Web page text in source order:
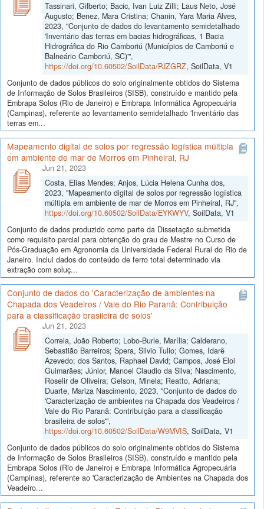
Tassinari, Gilberto; Bacic, Ivan Luiz Zilli; Laus Neto, José
Augusto; Benez, Mara Cristina; Chanin, Yara Maria Alves,
2023, "Conjunto de dados do levantamento semidetalhado
'Inventário das terras em bacias hidrográficas, 1 Bacia
Hidrográfica do Rio Camboriú (Municípios de Camboriú e
Balneário Camboriú, SC)'",
https://doi.org/10.60502/SoilData/PJZGRZ, SoilData, V1
Conjunto de dados públicos do solo originalmente obtidos do Sistema
de Informação de Solos Brasileiros (SISB), construído e mantido pela
Embrapa Solos (Rio de Janeiro) e Embrapa Informática Agropecuária
(Campinas), referente ao levantamento semidetalhado 'Inventário das
terras em...
Mapeamento digital de solos por regressão logística múltipla
em ambiente de mar de Morros em Pinheiral, RJ
Jun 21, 2023
Costa, Elias Mendes; Anjos, Lúcia Helena Cunha dos,
2023, "Mapeamento digital de solos por regressão logística
múltipla em ambiente de mar de Morros em Pinheiral, RJ",
https://doi.org/10.60502/SoilData/EYKWYV, SoilData, V1
Conjunto de dados produzido como parte da Dissetação submetida
como requisito parcial para obtenção do grau de Mestre no Curso de
Pós-Graduação em Agronomia da Universidade Federal Rural do Rio de
Janeiro. Inclui dados do conteúdo de ferro total determinado via
extração com soluç...
Conjunto de dados do 'Caracterização de ambientes na
Chapada dos Veadeiros / Vale do Rio Paranã: Contribuição
para a classificação brasileira de solos'
Jun 21, 2023
Correia, João Roberto; Lobo-Burle, Marília; Calderano,
Sebastião Barreiros; Spera, Silvio Tulio; Gomes, Idarê
Azevedo; dos Santos, Raphael David; Campos, José Eloi
Guimarães; Júnior, Manoel Claudio da Silva; Nascimento,
Roselir de Oliveira; Gelson, Minela; Reatto, Adriana;
Duarte, Mariza Nascimento, 2023, "Conjunto de dados do
'Caracterização de ambientes na Chapada dos Veadeiros /
Vale do Rio Paranã: Contribuição para a classificação
brasileira de solos'",
https://doi.org/10.60502/SoilData/W9MVIS, SoilData, V1
Conjunto de dados públicos do solo originalmente obtidos do Sistema
de Informação de Solos Brasileiros (SISB), construído e mantido pela
Embrapa Solos (Rio de Janeiro) e Embrapa Informática Agropecuária
(Campinas), referente ao 'Caracterização de Ambientes na Chapada dos
Veadeiro...